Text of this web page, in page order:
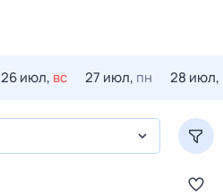
26 июл, вс 27 июл, пн 28 июл,